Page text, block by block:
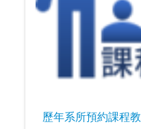
歷年系所預約課程